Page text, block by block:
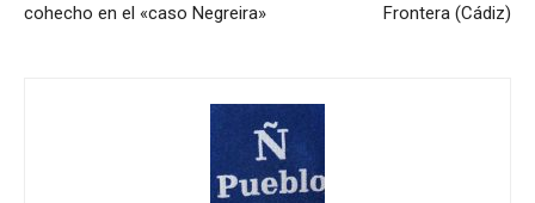
cohecho en el «caso Negreira»
Frontera (Cádiz)